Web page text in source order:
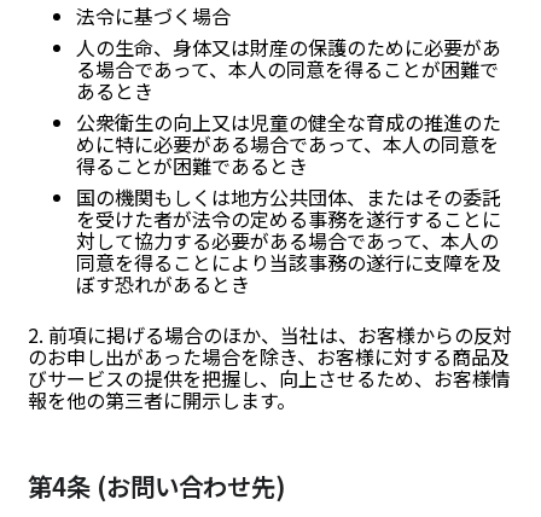
法令に基づく場合
人の生命、身体又は財産の保護のために必要があ
る場合であって、本人の同意を得ることが困難で
あるとき
公衆衛生の向上又は児童の健全な育成の推進のた
めに特に必要がある場合であって、本人の同意を
得ることが困難であるとき
国の機関もしくは地方公共団体、またはその委託
を受けた者が法令の定める事務を遂行することに
対して協力する必要がある場合であって、本人の
同意を得ることにより当該事務の遂行に支障を及
ぼす恐れがあるとき
2. 前項に掲げる場合のほか、当社は、お客様からの反対
のお申し出があった場合を除き、お客様に対する商品及
びサービスの提供を把握し、向上させるため、お客様情
報を他の第三者に開示します。
第4条 (お問い合わせ先)